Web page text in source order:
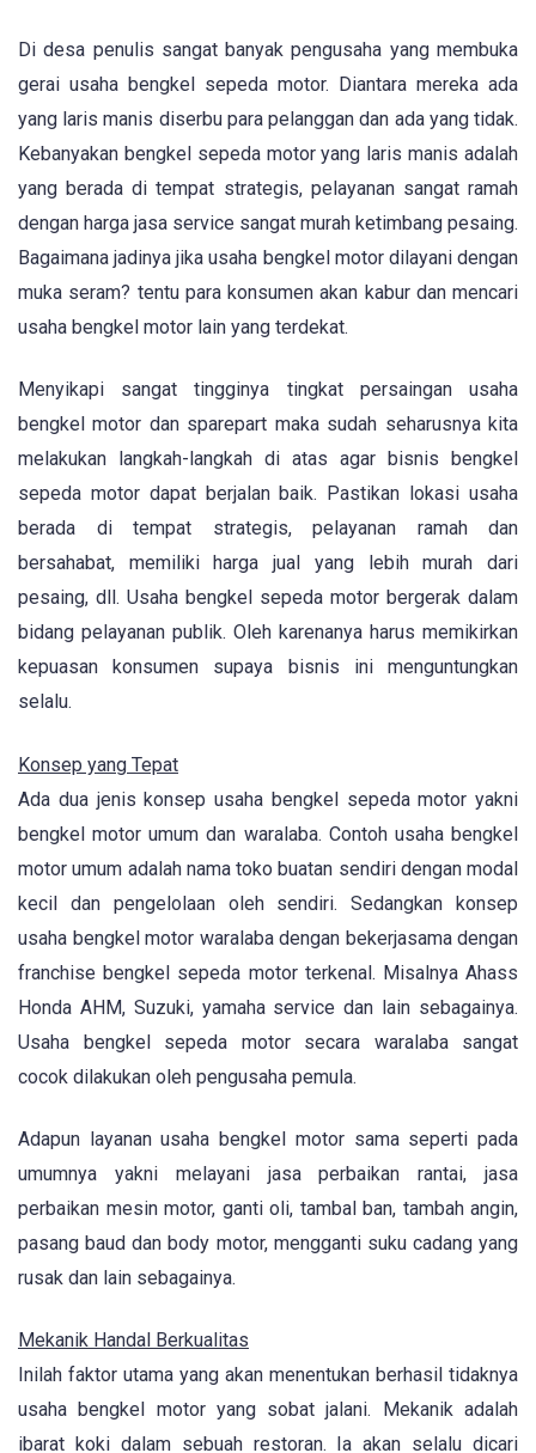
Di desa penulis sangat banyak pengusaha yang membuka
gerai usaha bengkel sepeda motor. Diantara mereka ada
yang laris manis diserbu para pelanggan dan ada yang tidak.
Kebanyakan bengkel sepeda motor yang laris manis adalah
yang berada di tempat strategis, pelayanan sangat ramah
dengan harga jasa service sangat murah ketimbang pesaing.
Bagaimana jadinya jika usaha bengkel motor dilayani dengan
muka seram? tentu para konsumen akan kabur dan mencari
usaha bengkel motor lain yang terdekat.
Menyikapi sangat tingginya tingkat persaingan usaha
bengkel motor dan sparepart maka sudah seharusnya kita
melakukan langkah-langkah di atas agar bisnis bengkel
sepeda motor dapat berjalan baik. Pastikan lokasi usaha
berada di tempat strategis, pelayanan ramah dan
bersahabat, memiliki harga jual yang lebih murah dari
pesaing, dll. Usaha bengkel sepeda motor bergerak dalam
bidang pelayanan publik. Oleh karenanya harus memikirkan
kepuasan konsumen supaya bisnis ini menguntungkan
selalu.
Konsep yang Tepat
Ada dua jenis konsep usaha bengkel sepeda motor yakni
bengkel motor umum dan waralaba. Contoh usaha bengkel
motor umum adalah nama toko buatan sendiri dengan modal
kecil dan pengelolaan oleh sendiri. Sedangkan konsep
usaha bengkel motor waralaba dengan bekerjasama dengan
franchise bengkel sepeda motor terkenal. Misalnya Ahass
Honda AHM, Suzuki, yamaha service dan lain sebagainya.
Usaha bengkel sepeda motor secara waralaba sangat
cocok dilakukan oleh pengusaha pemula.
Adapun layanan usaha bengkel motor sama seperti pada
umumnya yakni melayani jasa perbaikan rantai, jasa
perbaikan mesin motor, ganti oli, tambal ban, tambah angin,
pasang baud dan body motor, mengganti suku cadang yang
rusak dan lain sebagainya.
Mekanik Handal Berkualitas
Inilah faktor utama yang akan menentukan berhasil tidaknya
usaha bengkel motor yang sobat jalani. Mekanik adalah
ibarat koki dalam sebuah restoran. Ia akan selalu dicari